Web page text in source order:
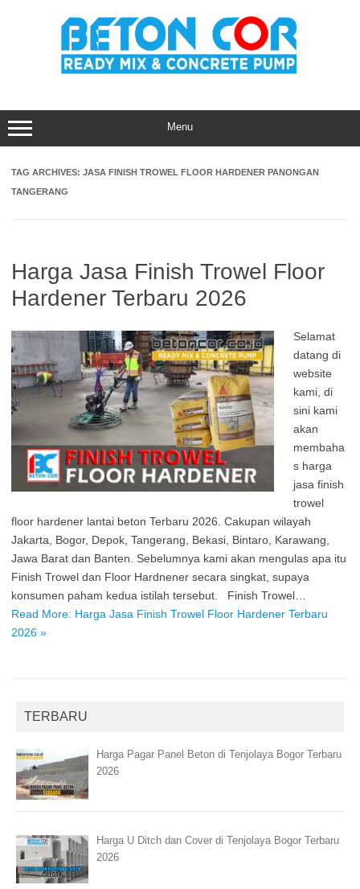
Menu
TAG ARCHIVES: JASA FINISH TROWEL FLOOR HARDENER PANONGAN
TANGERANG
Harga Jasa Finish Trowel Floor
Hardener Terbaru 2026
Selamat
datang di
website
kami, di
sini kami
akan
membaha
s harga
jasa finish
trowel
floor hardener lantai beton Terbaru 2026. Cakupan wilayah
Jakarta, Bogor, Depok, Tangerang, Bekasi, Bintaro, Karawang,
Jawa Barat dan Banten. Sebelumnya kami akan mengulas apa itu
Finish Trowel dan Floor Hardnener secara singkat, supaya
konsumen paham kedua istilah tersebut. Finish Trowel…
Read More: Harga Jasa Finish Trowel Floor Hardener Terbaru
2026 »
TERBARU
Harga Pagar Panel Beton di Tenjolaya Bogor Terbaru
2026
Harga U Ditch dan Cover di Tenjolaya Bogor Terbaru
2026